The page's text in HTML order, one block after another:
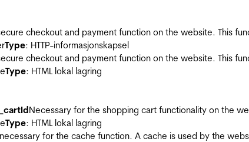
checkout and payment function on the website. This
Type: HTTP-informasjonskapsel
checkout and payment function on the website. This
Type: HTML lokal lagring
Necessary for the shopping cart functionality on the
Type: HTML lokal lagring
for the cache function. A cache is used by the